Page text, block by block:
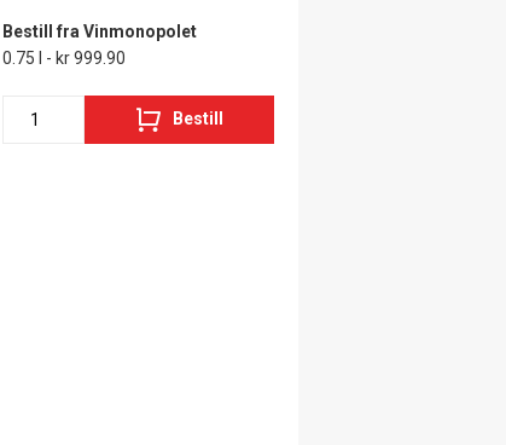
Bestill fra Vinmonopolet
0.75 l - kr 999.90
Bestill